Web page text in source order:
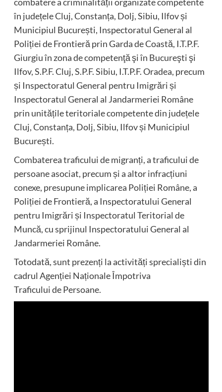
în județele Cluj, Constanța, Dolj, Sibiu, Ilfov și
Municipiul București, Inspectoratul General al
Poliției de Frontieră prin Garda de Coastă, I.T.P.F.
Giurgiu în zona de competenţă şi în Bucureşti şi
Ilfov, S.P.F. Cluj, S.P.F. Sibiu, I.T.P.F. Oradea, precum
și Inspectoratul General pentru Imigrări și
Inspectoratul General al Jandarmeriei Române
prin unitățile teritoriale competente din județele
Cluj, Constanța, Dolj, Sibiu, Ilfov și Municipiul
București.
Combaterea traficului de migranți, a traficului de
persoane asociat, precum și a altor infracțiuni
conexe, presupune implicarea Poliției Române, a
Poliției de Frontieră, a Inspectoratului General
pentru Imigrări și Inspectoratul Teritorial de
Muncă, cu sprijinul Inspectoratului General al
Jandarmeriei Române.
Totodată, sunt prezenți la activități sprecialiști din
cadrul Agenției Naționale Împotriva
Traficului de Persoane.